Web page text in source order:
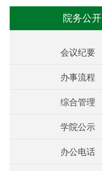
院务公开
会议纪要
办事流程
综合管理
学院公示
办公电话